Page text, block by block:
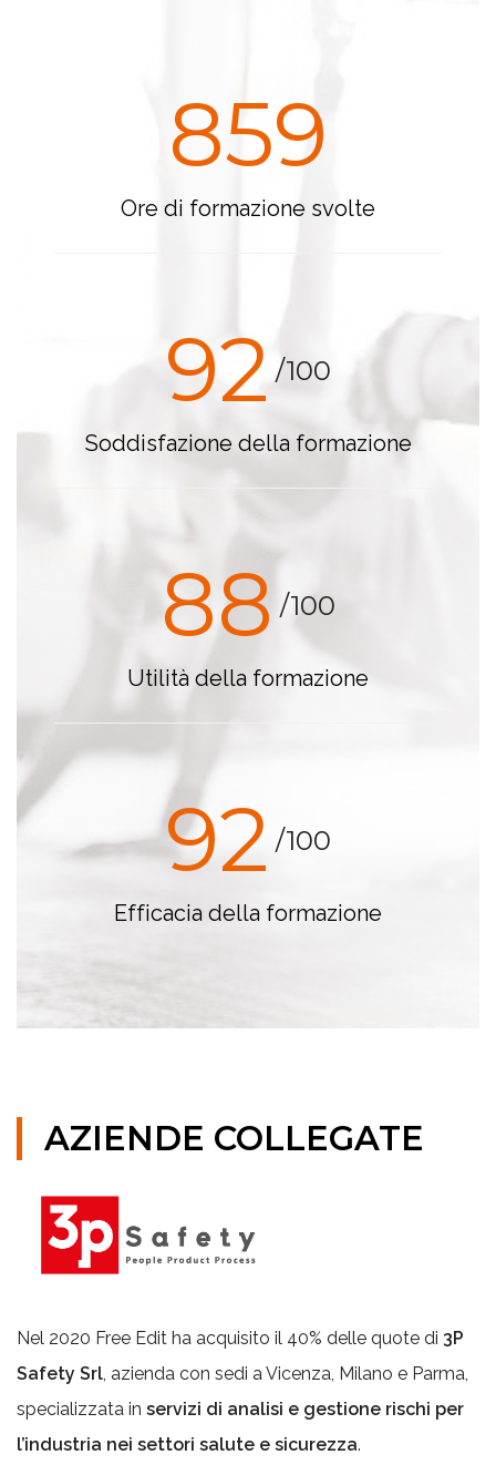
859
Ore di formazione svolte
92 /100
Soddisfazione della formazione
88 /100
Utilità della formazione
92 /100
Efficacia della formazione
AZIENDE COLLEGATE
Nel 2020 Free Edit ha acquisito il 40% delle quote di 3P
Safety Srl, azienda con sedi a Vicenza, Milano e Parma,
specializzata in servizi di analisi e gestione rischi per
l’industria nei settori salute e sicurezza.